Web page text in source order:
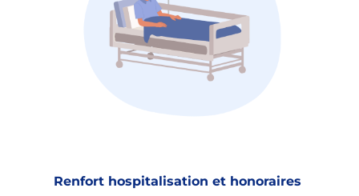
Renfort hospitalisation et honoraires